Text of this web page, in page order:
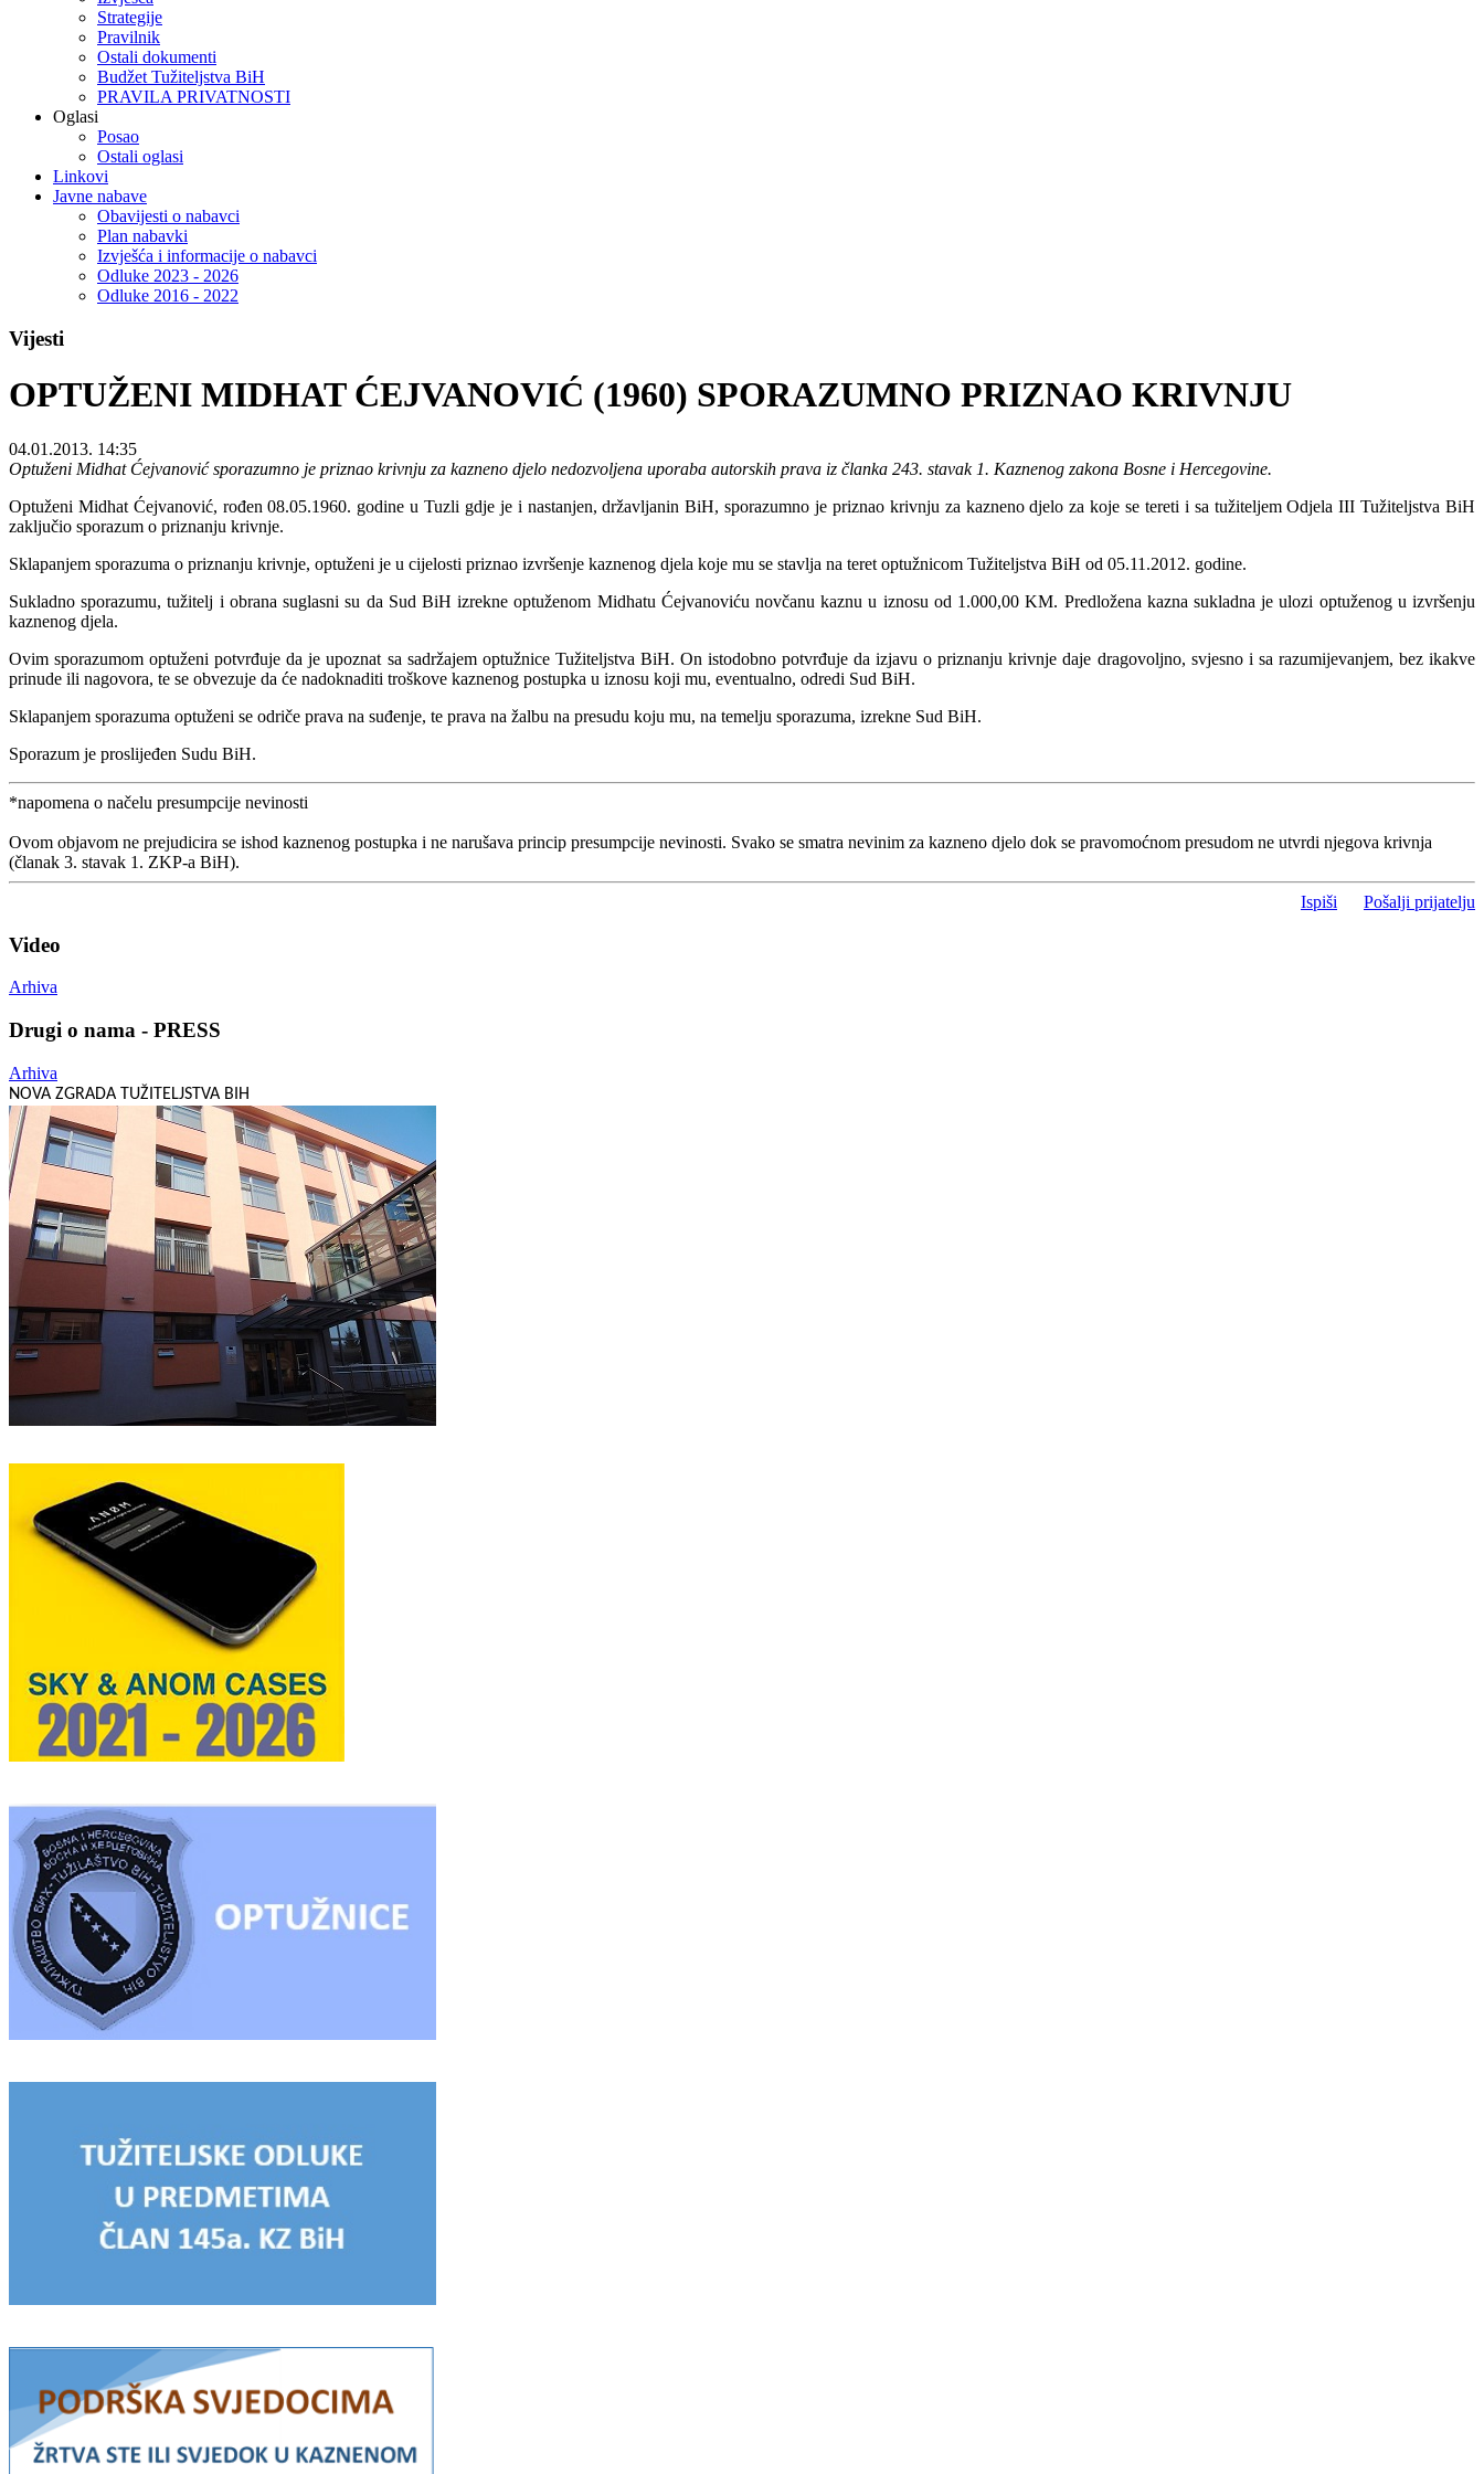
Strategije
Pravilnik
Ostali dokumenti
Budžet Tužiteljstva BiH
PRAVILA PRIVATNOSTI
Oglasi
Posao
Ostali oglasi
Linkovi
Javne nabave
Obavijesti o nabavci
Plan nabavki
Izvješća i informacije o nabavci
Odluke 2023 - 2026
Odluke 2016 - 2022
Vijesti
OPTUŽENI MIDHAT ĆEJVANOVIĆ (1960) SPORAZUMNO PRIZNAO KRIVNJU
04.01.2013. 14:35
Optuženi Midhat Ćejvanović sporazumno je priznao krivnju za kazneno djelo nedozvoljena uporaba autorskih prava iz članka 243. stavak 1. Kaznenog zakona Bosne i Hercegovine.
Optuženi Midhat Ćejvanović, rođen 08.05.1960. godine u Tuzli gdje je i nastanjen, državljanin BiH, sporazumno je priznao krivnju za kazneno djelo za koje se tereti i sa tužiteljem Odjela III Tužiteljstva BiH
zaključio sporazum o priznanju krivnje.
Sklapanjem sporazuma o priznanju krivnje, optuženi je u cijelosti priznao izvršenje kaznenog djela koje mu se stavlja na teret optužnicom Tužiteljstva BiH od 05.11.2012. godine.
Sukladno sporazumu, tužitelj i obrana suglasni su da Sud BiH izrekne optuženom Midhatu Ćejvanoviću novčanu kaznu u iznosu od 1.000,00 KM. Predložena kazna sukladna je ulozi optuženog u izvršenju
kaznenog djela.
Ovim sporazumom optuženi potvrđuje da je upoznat sa sadržajem optužnice Tužiteljstva BiH. On istodobno potvrđuje da izjavu o priznanju krivnje daje dragovoljno, svjesno i sa razumijevanjem, bez ikakve
prinude ili nagovora, te se obvezuje da će nadoknaditi troškove kaznenog postupka u iznosu koji mu, eventualno, odredi Sud BiH.
Sklapanjem sporazuma optuženi se odriče prava na suđenje, te prava na žalbu na presudu koju mu, na temelju sporazuma, izrekne Sud BiH.
Sporazum je proslijeđen Sudu BiH.
*napomena o načelu presumpcije nevinosti
Ovom objavom ne prejudicira se ishod kaznenog postupka i ne narušava princip presumpcije nevinosti. Svako se smatra nevinim za kazneno djelo dok se pravomoćnom presudom ne utvrdi njegova krivnja
(članak 3. stavak 1. ZKP-a BiH).
Ispiši Pošalji prijatelju
Video
Arhiva
Drugi o nama - PRESS
Arhiva
NOVA ZGRADA TUŽITELJSTVA BIH